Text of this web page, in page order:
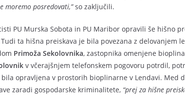
moremo posredovati,”so zaključili.
PU Murska Sobota in PU Maribor opravili še hišno
ta hišna preiskava je bila povezana z delovanjem
Primoža Sekolovnika, zastopnika omenjene
v včerajšnjem telefonskem pogovoru potrdil,
opravljena v prostorih bioplinarne v Lendavi. Med
zaradi gospodarske kriminalitete, “prej za hišne